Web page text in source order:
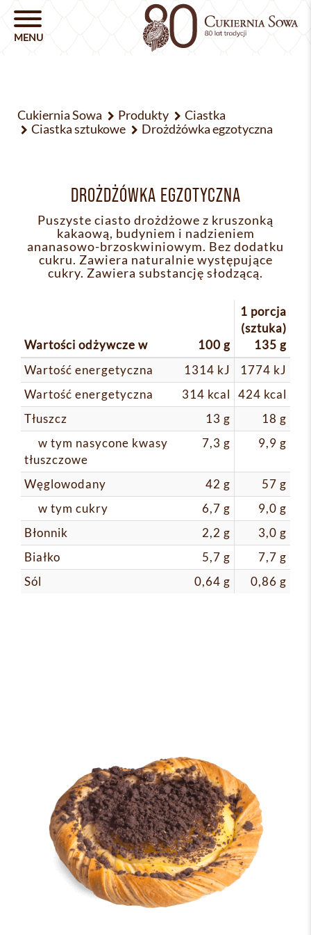
Cukiernia Sowa Produkty
Ciastka
Ciastka sztukowe
Drożdżówka egzotyczna
DROŻDŻÓWKA EGZOTYCZNA
Puszyste ciasto drożdżowe z kruszonką
kakaową, budyniem i nadzieniem
ananasowo-brzoskwiniowym. Bez dodatku
cukru. Zawiera naturalnie występujące
cukry. Zawiera substancję słodzącą.
Wartości odżywcze w 100 g
1 porcja
(sztuka)
135 g
Wartość energetyczna
1314 kJ
1774 kJ
Wartość energetyczna
314 kcal
424 kcal
Tłuszcz
13 g
18 g
w tym nasycone kwasy
tłuszczowe
7,3 g 9,9 g
Węglowodany 42 g
57 g
w tym cukry
6,7 g
9,0 g
Błonnik
2,2 g
3,0 g
Białko
5,7 g
7,7 g
Sól
0,64 g 0,86 g